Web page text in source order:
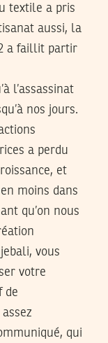
textile a pris
aussi, la
a faillit partir
l’assassinat
nos jours.
a perdu
et
moins dans
qu’on nous
vous
votre
de
qui